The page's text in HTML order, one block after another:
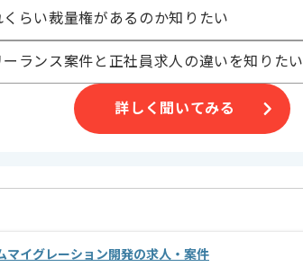
ていただきます。
けます。
だき、参画のご判断いただけますと幸いです。
くらい裁量権があるのか知りたい
ーランス案件と正社員求人の違いを知りたい
詳しく聞いてみる
マイグレーション開発の求人・案件